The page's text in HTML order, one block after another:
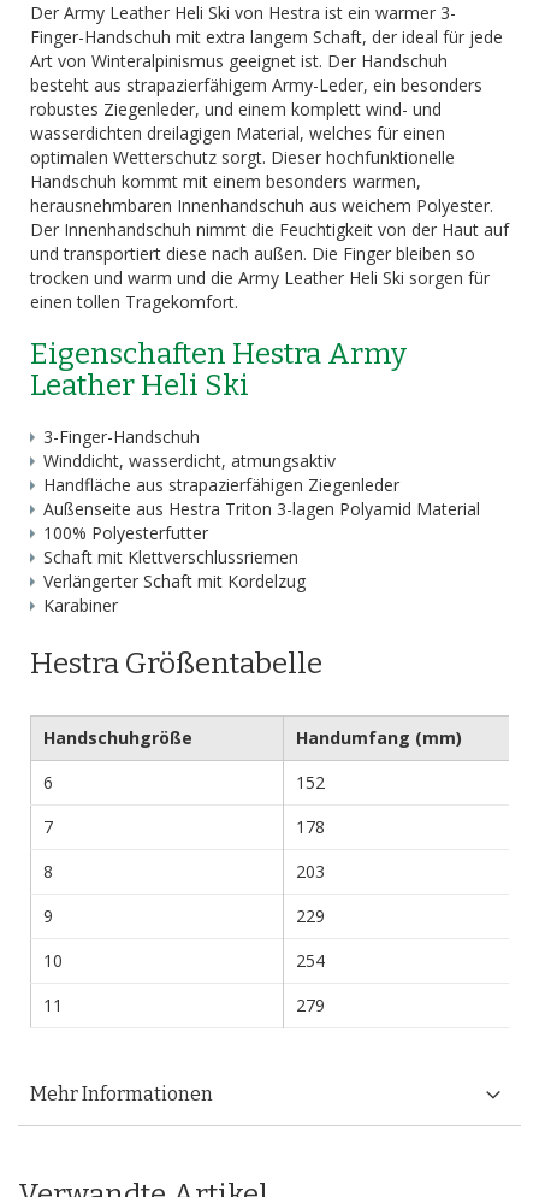
Der Army Leather Heli Ski von Hestra ist ein warmer 3-
Finger-Handschuh mit extra langem Schaft, der ideal für jede
Art von Winteralpinismus geeignet ist. Der Handschuh
besteht aus strapazierfähigem Army-Leder, ein besonders
robustes Ziegenleder, und einem komplett wind- und
wasserdichten dreilagigen Material, welches für einen
optimalen Wetterschutz sorgt. Dieser hochfunktionelle
Handschuh kommt mit einem besonders warmen,
herausnehmbaren Innenhandschuh aus weichem Polyester.
Der Innenhandschuh nimmt die Feuchtigkeit von der Haut auf
und transportiert diese nach außen. Die Finger bleiben so
trocken und warm und die Army Leather Heli Ski sorgen für
einen tollen Tragekomfort.
Eigenschaften Hestra Army
Leather Heli Ski
3-Finger-Handschuh
Winddicht, wasserdicht, atmungsaktiv
Handfläche aus strapazierfähigen Ziegenleder
Außenseite aus Hestra Triton 3-lagen Polyamid Material
100% Polyesterfutter
Schaft mit Klettverschlussriemen
Verlängerter Schaft mit Kordelzug
Karabiner
Hestra Größentabelle
Handschuhgröße
Handumfang (mm)
6
152
7
178
8
203
9
229
10
254
11
279
Mehr Informationen